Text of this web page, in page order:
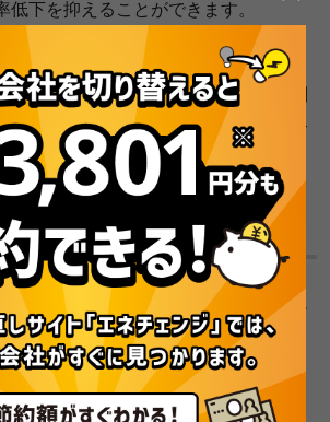
低下を抑えることができます。
有し、地元の水利組合が管理していま
政財産の使用料、水利組合には水面利
政の厳しい香川県の自治体や水利組合
源となるのです。
壊に懸念の声も
残ります。景観を損なうと考える周辺
す。さまざまなテーマへのオンライ
出るウェブサイト「チェンジ」では、
題視するキャンペーンが立ち上げら